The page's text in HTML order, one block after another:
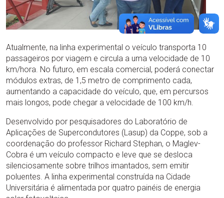
Atualmente, na linha experimental o veículo transporta 10
passageiros por viagem e circula a uma velocidade de 10
km/hora. No futuro, em escala comercial, poderá conectar
módulos extras, de 1,5 metro de comprimento cada,
aumentando a capacidade do veículo, que, em percursos
mais longos, pode chegar a velocidade de 100 km/h.
Desenvolvido por pesquisadores do Laboratório de
Aplicações de Supercondutores (Lasup) da Coppe, sob a
coordenação do professor Richard Stephan, o Maglev-
Cobra é um veículo compacto e leve que se desloca
silenciosamente sobre trilhos imantados, sem emitir
poluentes. A linha experimental construída na Cidade
Universitária é alimentada por quatro painéis de energia